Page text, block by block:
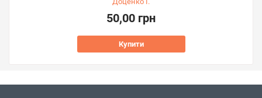
50,00 грн
Купити